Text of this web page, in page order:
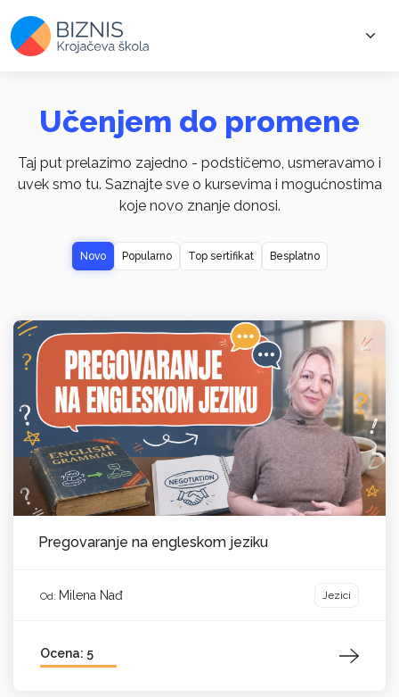
Učenjem do promene
Taj put prelazimo zajedno - podstičemo, usmeravamo i
uvek smo tu. Saznajte sve o kursevima i mogućnostima
koje novo znanje donosi.
Novo Popularno Top sertifikat Besplatno
Pregovaranje na engleskom jeziku
Od: Milena Nađ Jezici
Ocena: 5